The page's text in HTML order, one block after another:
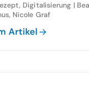
Digitalisierung |
Nicole Graf
Artikel